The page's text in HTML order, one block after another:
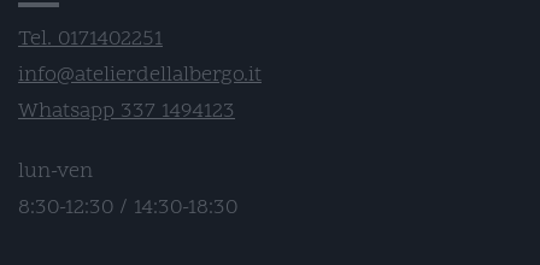
Tel. 0171402251
info@atelierdellalbergo.it
Whatsapp 337 1494123
lun-ven
8:30-12:30 / 14:30-18:30